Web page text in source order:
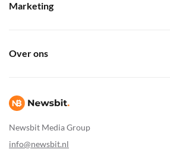
Newsbit Media Group
info@newsbit.nl
Marketing
Over ons